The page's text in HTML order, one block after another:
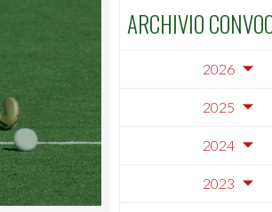
ARCHIVIO
2026
2025
2024
2023